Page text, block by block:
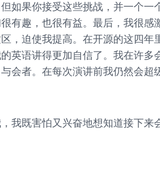
如果你接受这些挑战，并一个一
有趣，也很有益。最后，我很感
，迫使我提高。在开源的这四年
英语讲得更加自信了。我在许多
会者。在每次演讲前我仍然会超
我既害怕又兴奋地想知道接下来